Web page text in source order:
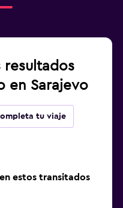
resultados
en Sarajevo
tu viaje
estos transitados